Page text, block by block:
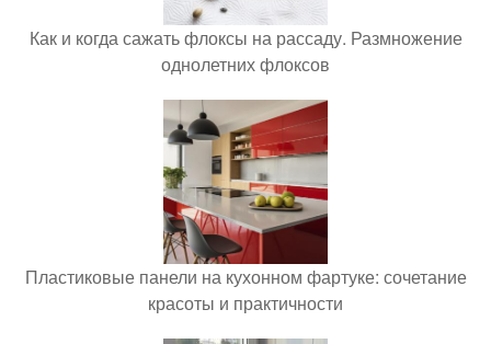
Как и когда сажать флоксы на рассаду. Размножение
однолетних флоксов
Пластиковые панели на кухонном фартуке: сочетание
красоты и практичности